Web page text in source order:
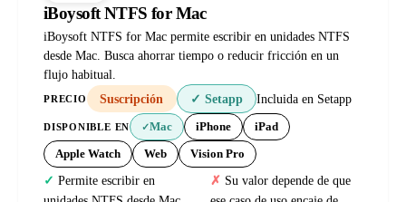
iBoysoft NTFS for Mac
iBoysoft NTFS for Mac permite escribir en unidades NTFS
desde Mac. Busca ahorrar tiempo o reducir fricción en un
flujo habitual.
PRECIO Suscripción ✓ Setapp Incluida en Setapp
DISPONIBLE EN ✓Mac iPhone iPad
Apple Watch Web Vision Pro
Permite escribir en
Su valor depende de que